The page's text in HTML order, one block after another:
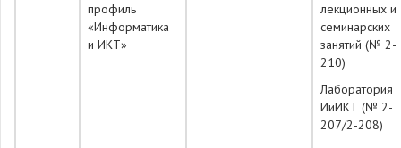
профиль
«Информатика
и ИКТ»
лекционных и
семинарских
занятий (№ 2-
210)
Лаборатория
ИиИКТ (№ 2-
207/2-208)